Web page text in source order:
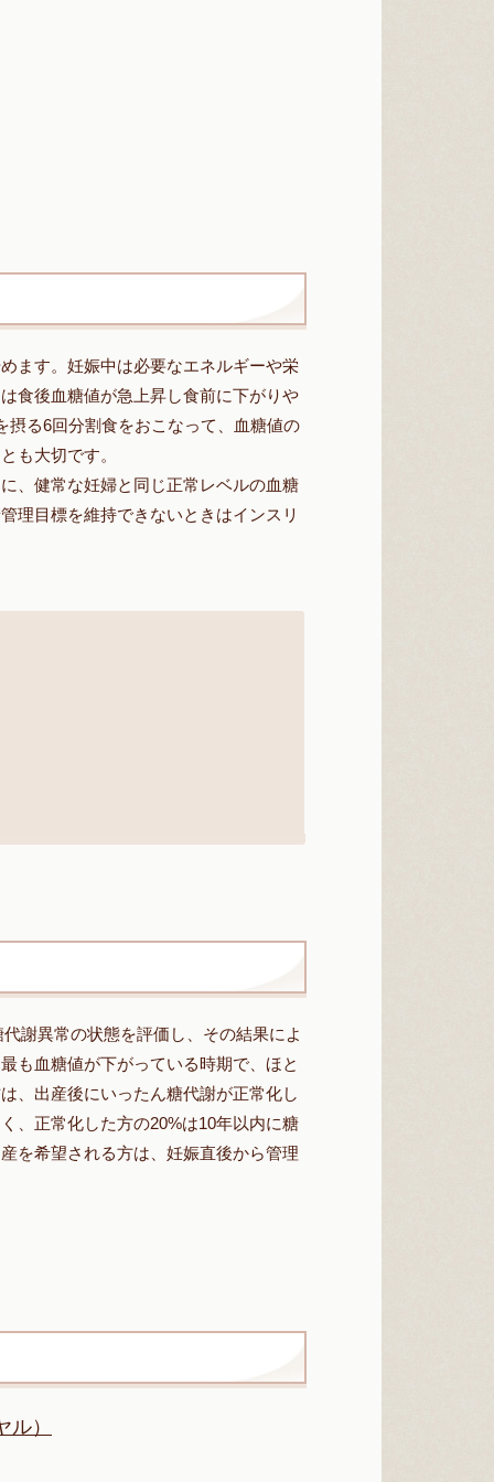
ます。妊娠中は必要なエネルギーや栄
食後血糖値が急上昇し食前に下がりや
る6回分割食をおこなって、血糖値の
も大切です。
、健常な妊婦と同じ正常レベルの血糖
理目標を維持できないときはインスリ
謝異常の状態を評価し、その結果によ
も血糖値が下がっている時期で、ほと
、出産後にいったん糖代謝が正常化し
、正常化した方の20%は10年以内に糖
を希望される方は、妊娠直後から管理
）